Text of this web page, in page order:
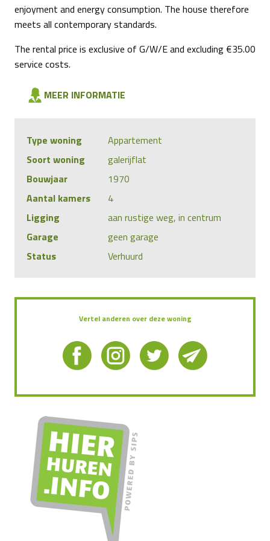
enjoyment and energy consumption. The house therefore
meets all contemporary standards.
The rental price is exclusive of G/W/E and excluding €35.00
service costs.
MEER INFORMATIE
Type woning
Appartement
Soort woning
galerijflat
Bouwjaar
1970
Aantal kamers
4
Ligging
aan rustige weg, in centrum
Garage
geen garage
Status
Verhuurd
Vertel anderen over deze woning